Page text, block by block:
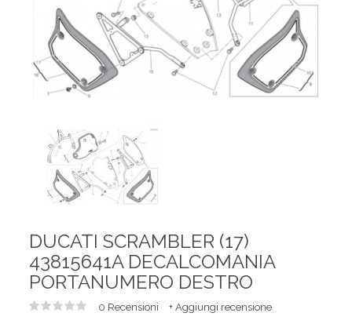
DUCATI SCRAMBLER (17)
43815641A DECALCOMANIA
PORTANUMERO DESTRO
0 Recensioni + Aggiungi recensione